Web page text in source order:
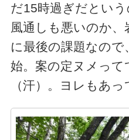
だ15時過ぎだとい
風通しも悪いのか
に最後の課題なの
始。案の定ヌメっ
（汗）。ヨレもあ